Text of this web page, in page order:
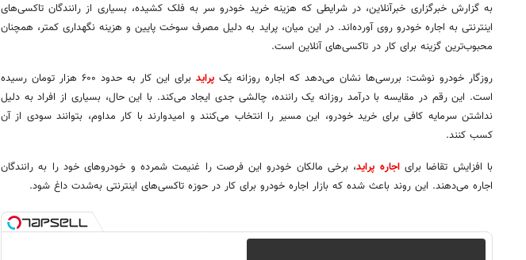
به گزارش خبرگزاری خبرآنلاین، در شرایطی که هزینه خرید خودرو سر به فلک کشیده، بسیاری از رانندگان تاکسی‌های
اینترنتی به اجاره خودرو روی آورده‌اند. در این میان، پراید به دلیل مصرف سوخت پایین و هزینه نگهداری کمتر، همچنان
محبوب‌ترین گزینه برای کار در تاکسی‌های آنلاین است.
روزگار خودرو نوشت: بررسی‌ها نشان می‌دهد که اجاره روزانه یک پراید
برای این کار به حدود ۶۰۰ هزار تومان رسیده
است. این رقم در مقایسه با درآمد روزانه یک راننده، چالشی جدی ایجاد می‌کند. با این حال، بسیاری از افراد به دلیل
نداشتن سرمایه کافی برای خرید خودرو، این مسیر را انتخاب می‌کنند و امیدوارند با کار مداوم، بتوانند سودی از آن
کسب کنند.
با افزایش تقاضا برایاجاره پراید، برخی مالکان خودرو این فرصت را غنیمت شمرده و خودروهای خود را به رانندگان
اجاره می‌دهند. این روند باعث شده که بازار اجاره خودرو برای کار در حوزه تاکسی‌های اینترنتی به‌شدت داغ شود.